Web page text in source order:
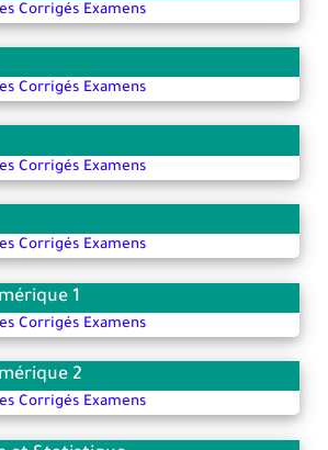
Corrigés Examens
Corrigés Examens
Corrigés Examens
Corrigés Examens
1
Corrigés Examens
2
Corrigés Examens